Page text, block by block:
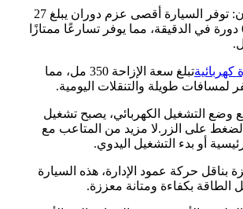
6. أقصى عزم دوران: توفر السيارة أقصى عزم دوران يبلغ 27
نيوتن متر عند 6500 دورة في الدقيقة، مما يوفر تسارعًا ممتازًا
كهربائية
تبلغ سعة الإزاحة 350 مل، مما
لمسافات طويلة والتنقلات اليومية.
وضع التشغيل الكهربائي، يصبح تشغيل
على الزر.لا مزيد من المتاعب مع
أو بدء التشغيل اليدوي.
بناقل حركة عمود الإدارة، هذه السيارة
الطاقة بكفاءة ومتانة معززة.